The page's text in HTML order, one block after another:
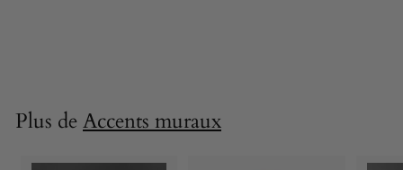
€
Plus deAccents muraux